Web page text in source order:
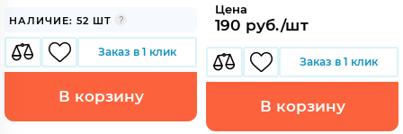
НАЛИЧИЕ: 52 ШТ
Заказ в 1 клик
В корзину
Цена
190 руб./шт
Заказ в 1 клик
В корзину